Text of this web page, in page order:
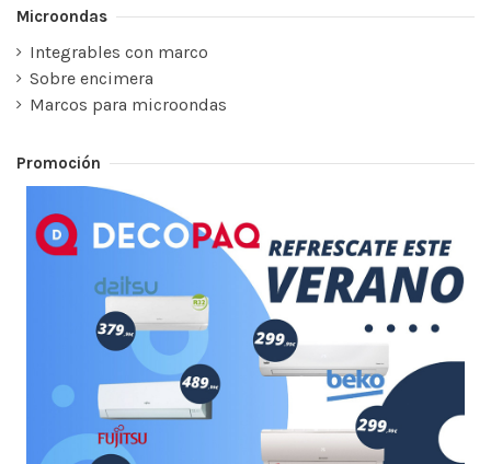
Microondas
Integrables con marco
Sobre encimera
Marcos para microondas
Promoción